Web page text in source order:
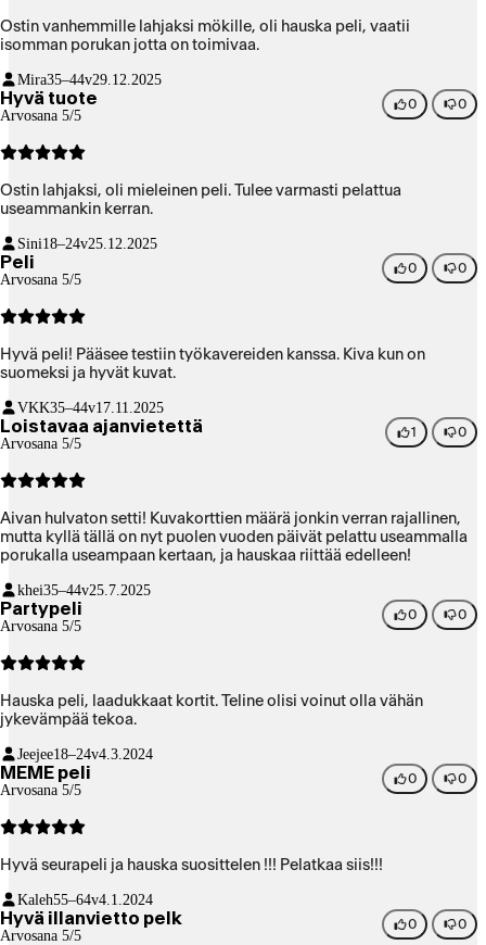
Ostin vanhemmille lahjaksi mökille, oli hauska peli, vaatii
isomman porukan jotta on toimivaa.
Mira35–44v29.12.2025
Hyvä tuote
Arvosana 5/5
0 0
Ostin lahjaksi, oli mieleinen peli. Tulee varmasti pelattua
useammankin kerran.
Sini18–24v25.12.2025
Peli
Arvosana 5/5
0 0
Hyvä peli! Pääsee testiin työkavereiden kanssa. Kiva kun on
suomeksi ja hyvät kuvat.
VKK35–44v17.11.2025
Loistavaa ajanvietettä
Arvosana 5/5
1 0
Aivan hulvaton setti! Kuvakorttien määrä jonkin verran rajallinen,
mutta kyllä tällä on nyt puolen vuoden päivät pelattu useammalla
porukalla useampaan kertaan, ja hauskaa riittää edelleen!
khei35–44v25.7.2025
Partypeli
Arvosana 5/5
0 0
Hauska peli, laadukkaat kortit. Teline olisi voinut olla vähän
jykevämpää tekoa.
Jeejee18–24v4.3.2024
MEME peli
Arvosana 5/5
0 0
Hyvä seurapeli ja hauska suosittelen !!! Pelatkaa siis!!!
Kaleh55–64v4.1.2024
Hyvä illanvietto pelk
Arvosana 5/5
0 0